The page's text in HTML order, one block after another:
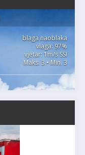
blaga naoblaka
vlaga: 97%
vjetar: 1m/s SSI
Maks. 3 • Min. 3